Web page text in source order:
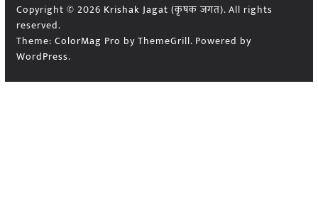
Copyright © 2026 Krishak Jagat (कृषक जगत). All rights
reserved.
Theme: ColorMag Pro by ThemeGrill. Powered by
WordPress.